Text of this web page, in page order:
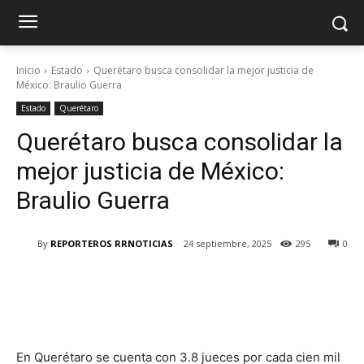
Inicio Estado
Querétaro busca consolidar la mejor justicia de
México: Braulio Guerra
Estado Querétaro
Querétaro busca consolidar la
mejor justicia de México:
Braulio Guerra
By REPORTEROS RRNOTICIAS 24 septiembre, 2025 0
295
En Querétaro se cuenta con 3.8 jueces por cada cien mil